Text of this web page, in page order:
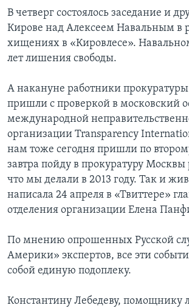
В четверг состоялось заседание и
Кирове над Алексеем Навальным в
хищениях в «Кировлесе».
лет лишения свободы.
А накануне работники
пришли с проверкой в московский
международной
организации Transparency
нам тоже сегодня пришли по
завтра пойду в прокуратуру Москвы
что мы делали в 2013 году. Так и
написала 24 апреля в «Твиттере»
отделения организации Елена
По мнению опрошенных Русской
Америки» экспертов, все эти
собой единую подоплеку.
Константину Лебедеву, помощнику